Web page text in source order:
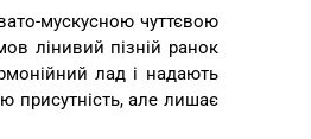
мускусною чуттєвою
лінивий пізній ранок
лад і надають
присутність, але лишає